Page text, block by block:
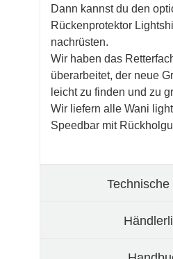
Dann kannst du den
Rückenprotektor
nachrüsten.
Wir haben das
überarbeitet, der neue
leicht zu finden und zu
Wir liefern alle Wani
Speedbar mit
Technische